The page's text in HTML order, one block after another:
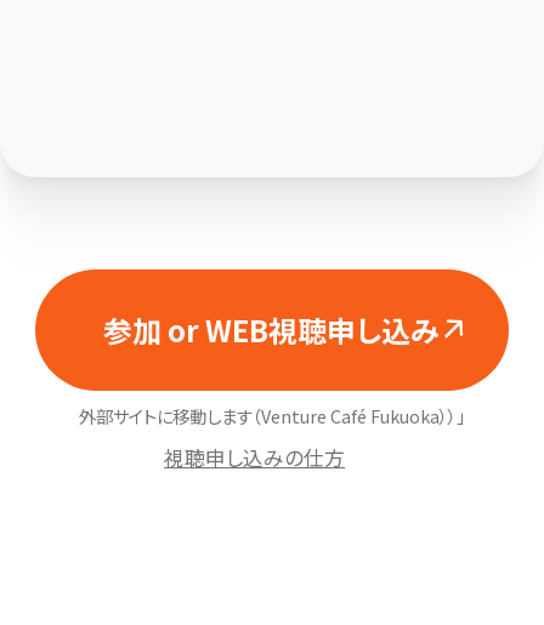
参加 or WEB視聴申し込み
外部サイトに移動します（Venture Café Fukuoka））」
視聴申し込みの仕方